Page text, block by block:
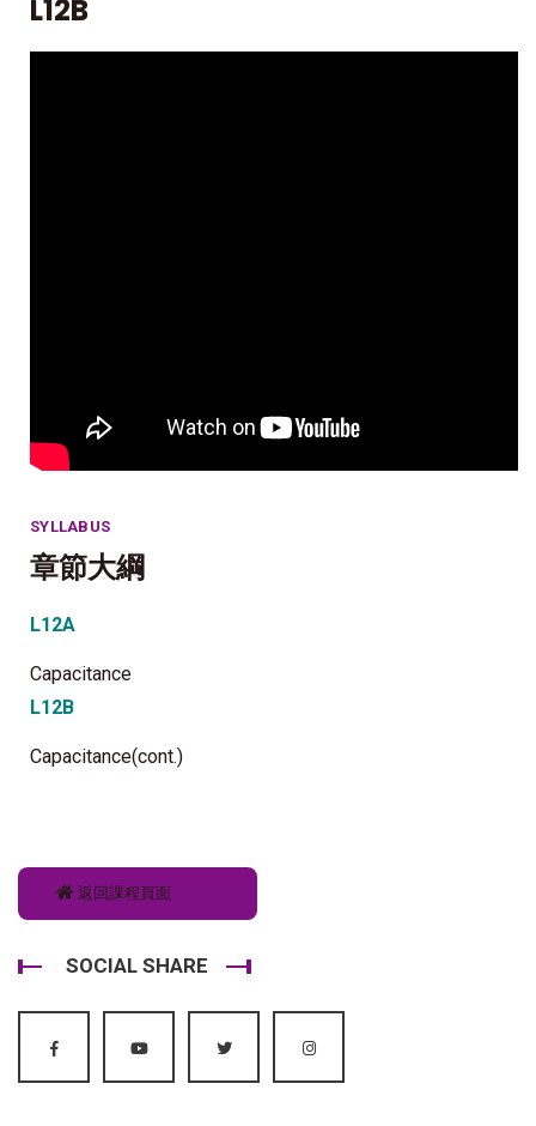
L12B
SYLLABUS
章節大綱
L12A
Capacitance
L12B
Capacitance(cont.)
返回課程頁面
SOCIAL SHARE